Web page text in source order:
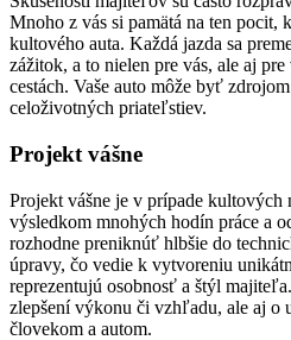
Mnoho z vás si pamätá na ten pocit,
kultového auta. Každá jazda sa
zážitok, a to nielen pre vás, ale aj
cestách. Vaše auto môže byť
celoživotných priateľstiev.
Projekt vášne
Projekt vášne je v prípade kultových
výsledkom mnohých hodín práce a
rozhodne preniknúť hlbšie do
úpravy, čo vedie k vytvoreniu
reprezentujú osobnosť a štýl
zlepšení výkonu či vzhľadu, ale aj o
človekom a autom.